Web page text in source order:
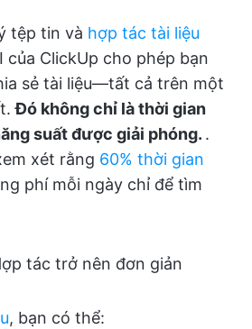
tệp tin và hợp tác tài liệu
ClickUp cho phép bạn
sẻ tài liệu—tất cả trên một
Đó không chỉ là thời gian
suất được giải phóng. .
xét rằng 60% thời gian
phí mỗi ngày chỉ để tìm
tác trở nên đơn giản
, bạn có thể: